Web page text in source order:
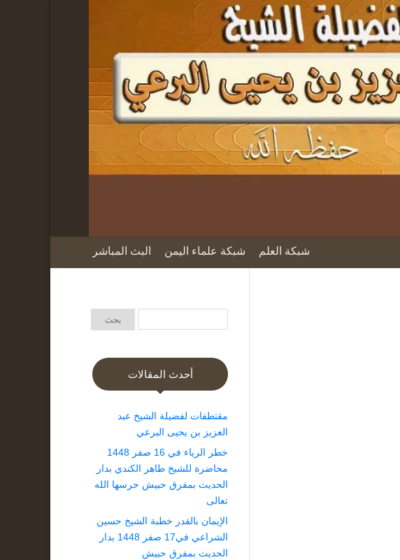
شبكة العلم شبكة علماء اليمن البث المباشر
أحدث المقالات
مقتطفات لفضيلة الشيخ عبد
العزيز بن يحيى البرعي
خطر الرياء في 16 صفر 1448
محاضرة للشيخ طاهر الكندي بدار
الحديث بمفرق حبيش حرسها الله
تعالى
الإيمان بالقدر خطبة الشيخ حسين
الشراعي في17 صفر 1448 بدار
الحديث بمفرق حبيش